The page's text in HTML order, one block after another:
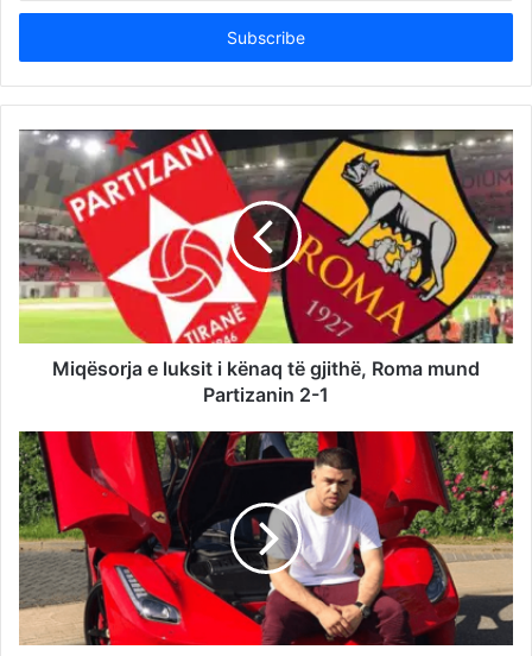
Email
Miqësorja e luksit i kënaq të gjithë, Roma mund
Partizanin 2-1